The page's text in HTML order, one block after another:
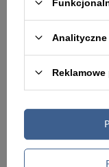
Zapisz się do
pierwsze
nowościach i
Zapisz się